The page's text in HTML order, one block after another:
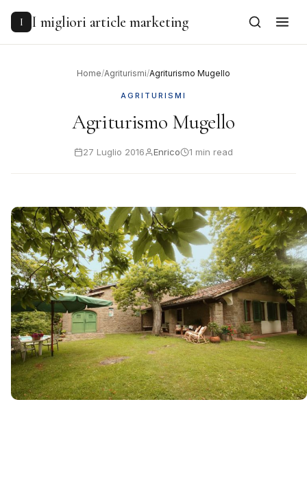
content
I I migliori article marketing
Home/Agriturismi/Agriturismo Mugello
AGRITURISMI
Agriturismo Mugello
27 Luglio 2016 Enrico 1 min read